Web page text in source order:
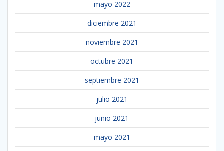
mayo 2022
diciembre 2021
noviembre 2021
octubre 2021
septiembre 2021
julio 2021
junio 2021
mayo 2021